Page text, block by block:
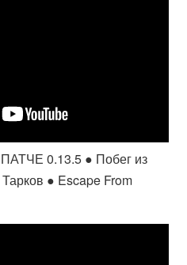
0.13.5 ● Побег из
● Escape From